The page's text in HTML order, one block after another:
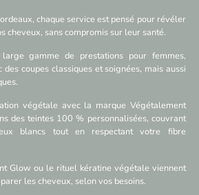
chaque service est pensé pour révéler
cheveux, sans compromis sur leur santé.
gamme de prestations pour femmes,
coupes classiques et soignées, mais aussi
végétale avec la marque Végétalement
des teintes 100 % personnalisées, couvrant
blancs tout en respectant votre fibre
Glow ou le rituel kératine végétale viennent
les cheveux, selon vos besoins.